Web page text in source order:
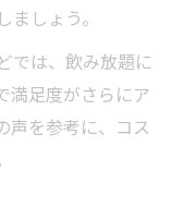
しょう。
では、飲み放題に
満足度がさらにア
声を参考に、コス